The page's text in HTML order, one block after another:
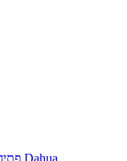
פתיחת קריאת שירות מצלמות אבטחה Dahua